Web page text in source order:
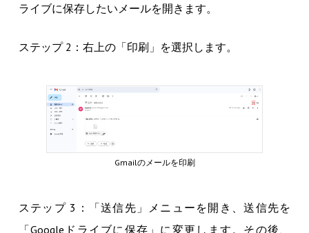
ライブに保存したいメールを開きます。
ステップ 2：右上の「印刷」を選択します。
Gmailのメールを印刷
ステップ 3：「送信先」メニューを開き、送信先を
「Googleドライブに保存」に変更します。その後、